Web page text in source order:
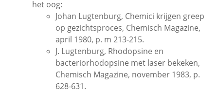
het oog:
Johan Lugtenburg, Chemici krijgen greep
op gezichtsproces, Chemisch Magazine,
april 1980, p. m 213-215.
J. Lugtenburg, Rhodopsine en
bacteriorhodopsine met laser bekeken,
Chemisch Magazine, november 1983, p.
628-631.